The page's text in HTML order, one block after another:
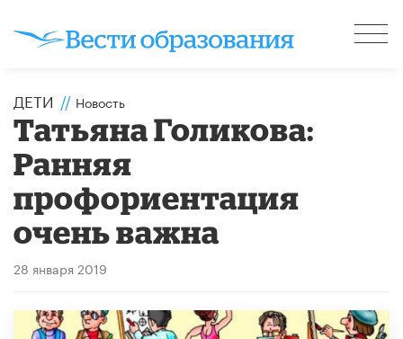
ДЕТИ // Новость
Татьяна Голикова:
Ранняя
профориентация
очень важна
28 января 2019